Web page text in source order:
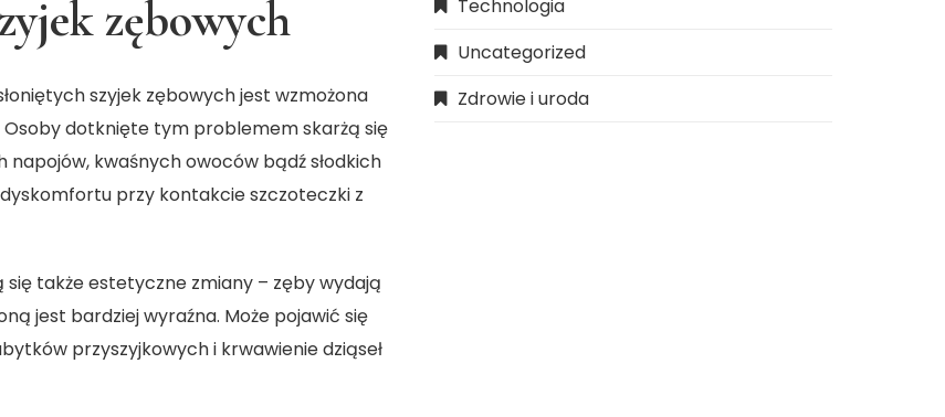
zębowych
szyjek zębowych jest wzmożona
dotknięte tym problemem skarżą się
kwaśnych owoców bądź słodkich
przy kontakcie szczoteczki z
także estetyczne zmiany – zęby wydają
jest bardziej wyraźna. Może pojawić się
przyszyjkowych i krwawienie dziąseł
Technologia
Uncategorized
Zdrowie i uroda